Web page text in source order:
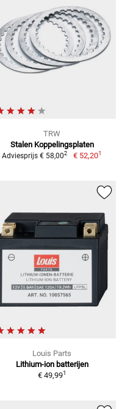
TRW
Stalen Koppelingsplaten
Adviesprijs € 58,002 € 52,201
Louis Parts
Lithium-ion batterijen
€ 49,991